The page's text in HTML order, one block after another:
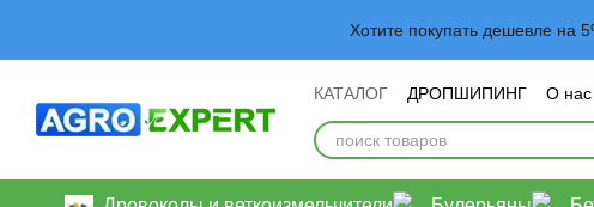
Хотите покупать дешевле
КАТАЛОГ ДРОПШИПИНГ О нас
Обмен и возврат